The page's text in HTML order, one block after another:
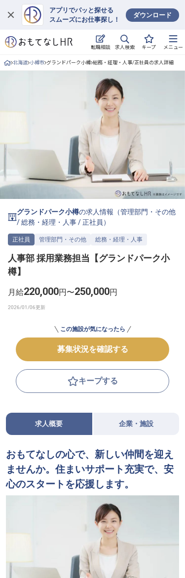
アプリでパッと探せる
スムーズにお仕事探し！
ダウンロード
転職相談 求人検索 キープ メニュー
ログイン
求人・施設を探す
就職・転職 合同説明会
ご利用の流れ
よくある質問
ホテル・宿泊業界情報コラム
無料 転職サポートに申し込む
採用をお考えの企業様へ
北海道 小樽市 グランドパーク小樽 総務・経理・人事/正社員の求人詳細
グランドパーク小樽の求人情報（管理部門・その他
/総務・経理・人事/正社員 ）
正社員 管理部門・その他 総務・経理・人事
人事部 採用業務担当【グランドパーク小
樽】
月給220,000円〜250,000円
この施設が気になったら
募集状況を確認する
キープする
求人概要 企業・施設
おもてなしの心で、新しい仲間を迎え
ませんか。住まいサポート充実で、安
心のスタートを応援します。